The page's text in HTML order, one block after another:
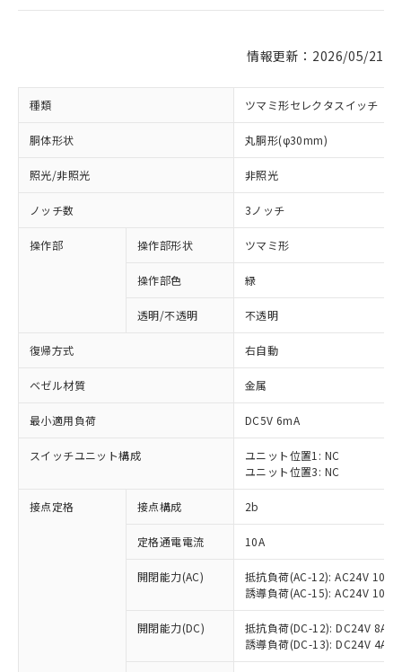
情報更新：2026/05/21
種類 ツマミ形セレクタスイッチ
胴体形状 丸胴形(φ30mm)
照光/非照光 非照光
ノッチ数 3ノッチ
操作部 操作部形状 ツマミ形
操作部色 緑
透明/不透明 不透明
復帰方式 右自動
ベゼル材質 金属
最小適用負荷 DC5V 6mA
スイッチユニット構成
ユニット位置1: NC
ユニット位置3: NC
接点定格 接点構成 2b
定格通電電流 10A
開閉能力(AC)
抵抗負荷(AC-12): AC24V 10A/
誘導負荷(AC-15): AC24V
開閉能力(DC)
抵抗負荷(DC-12): DC24V 8A/
誘導負荷(DC-13): DC24V 4A/
※1 対応状況
対応済み：EU RoHS指令（10物質）の
非含有に対応した製品が提供可能な商品で
対応予定：EU RoHS指令（10物質）の非含
有に対応した製品に切り替える予定のある